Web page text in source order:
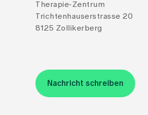
Therapie-Zentrum
Trichtenhauserstrasse 20
8125 Zollikerberg
Nachricht schreiben